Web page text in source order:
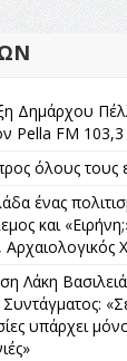
Δημάρχου
Pella FM 103,3
όλους τους
ένας
και
Λάκη
υπάρχει